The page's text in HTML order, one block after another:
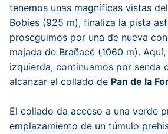
tenemos unas magníficas vistas
Bobies (925 m), finaliza la pista
proseguimos por una de nueva
majada de Brañacé (1060 m).
izquierda, continuamos por senda
alcanzar el collado de Pan de la
El collado da acceso a una verde
emplazamiento de un túmulo